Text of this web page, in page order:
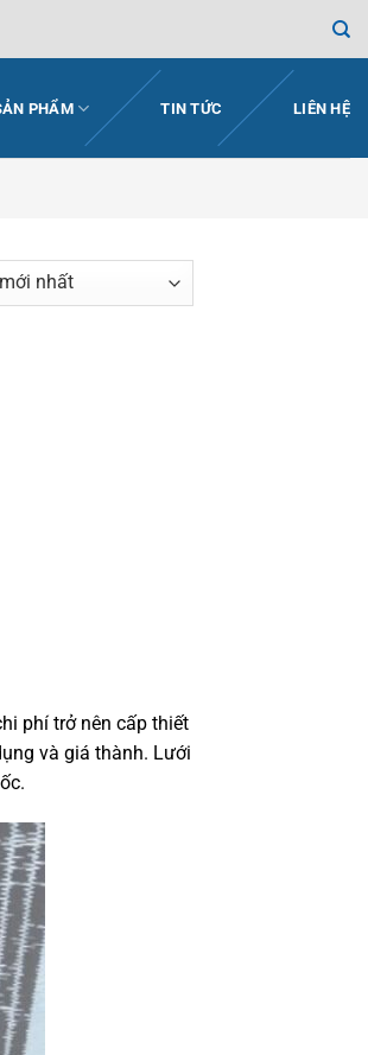
PHẨM TIN TỨC LIÊN HỆ
phí trở nên cấp thiết
và giá thành. Lưới